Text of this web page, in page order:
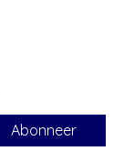
Abonneer